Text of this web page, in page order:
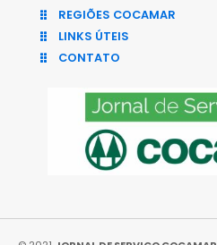
REGIÕES COCAMAR
LINKS ÚTEIS
CONTATO